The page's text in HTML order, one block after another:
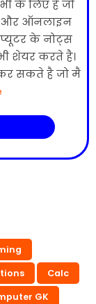
के लिए है जो
और ऑनलाइन
के नोट्स
शेयर करते है।
कर सकते है जो मै
Calc
GK